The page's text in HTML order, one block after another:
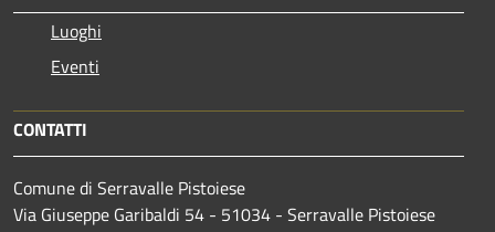
Luoghi
Eventi
CONTATTI
Comune di Serravalle Pistoiese
Via Giuseppe Garibaldi 54 - 51034 - Serravalle Pistoiese